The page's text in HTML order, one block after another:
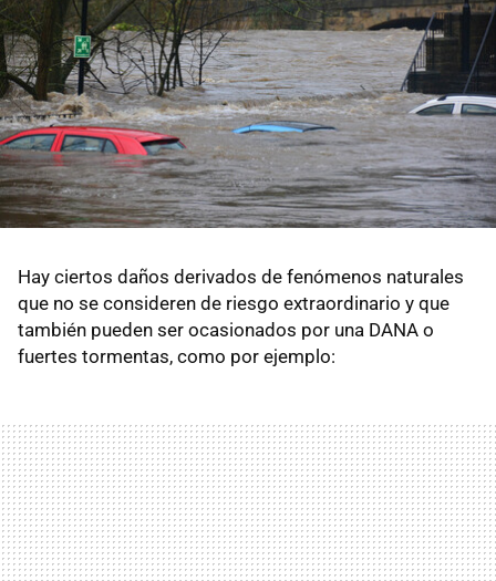
Hay ciertos daños derivados de fenómenos naturales
que no se consideren de riesgo extraordinario y que
también pueden ser ocasionados por una DANA o
fuertes tormentas, como por ejemplo: